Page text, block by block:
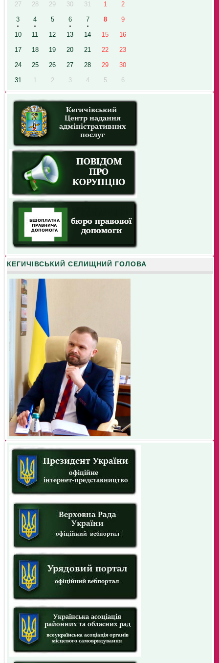
27
28 29 30 31 1 2
3 4 5 6 7 8 9
10 11 12 13 14 15 16
17 18 19 20 21 22 23
24 25 26 27 28 29 30
31 1 2 3 4 5 6
КЕГИЧІВСЬКИЙ СЕЛИЩНИЙ ГОЛОВА